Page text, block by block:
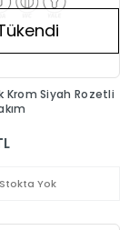
Krom Siyah Rozetli
Stokta Yok